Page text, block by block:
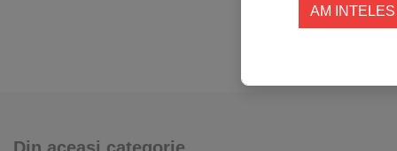
AM INTELES